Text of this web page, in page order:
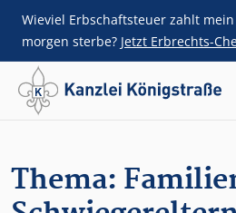
Wieviel Erbschaftsteuer zahlt
morgen sterbe? Jetzt Erbrechts-
ZUM HAUPTINHALT SPRINGEN
Thema: